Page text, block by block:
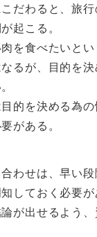
だわると、旅
起こる。
を食べたいと
るが、目的を
的を決める為
がある。
わせは、早い
しておく必要が
が出せるよう